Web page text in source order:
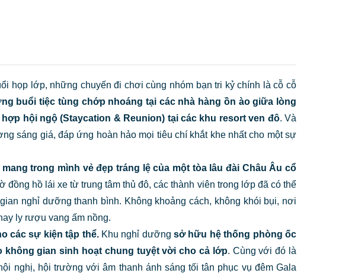
họp lớp, những chuyến đi chơi cùng nhóm bạn tri kỷ chính là cỗ cỗ
buổi tiệc tùng chớp nhoáng tại các nhà hàng ồn ào giữa lòng
hội ngộ (Staycation & Reunion) tại các khu resort ven đô. Và
sáng giá, đáp ứng hoàn hảo mọi tiêu chí khắt khe nhất cho một sự
mang trong mình vẻ đẹp tráng lệ của một tòa lâu đài Châu Âu cổ
đồng hồ lái xe từ trung tâm thủ đô, các thành viên trong lớp đã có thể
nghỉ dưỡng thanh bình. Không khoảng cách, không khói bụi, nơi
ly rượu vang ấm nồng.
các sự kiện tập thể.Khu nghỉ dưỡngsở hữu hệ thống phòng ốc
gian sinh hoạt chung tuyệt vời cho cả lớp. Cùng với đó là
nghị, hội trường với âm thanh ánh sáng tối tân phục vụ đêm Gala